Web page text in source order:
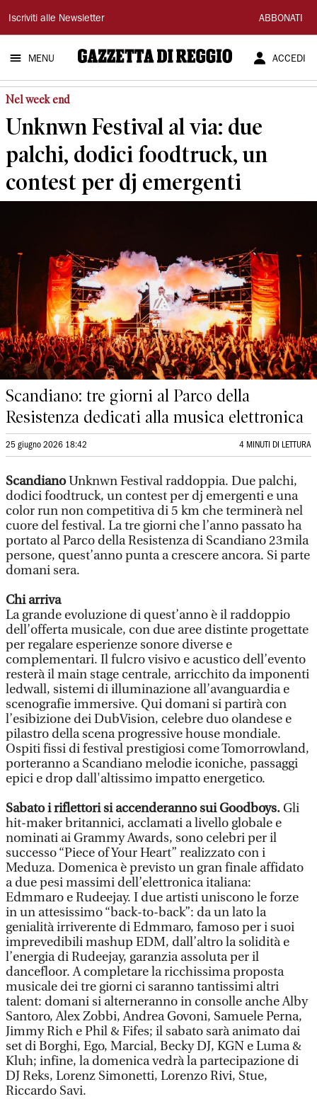
Gazzetta
di
Reggio
Iscriviti alle Newsletter ABBONATI
MENU ACCEDI
Nel week end
Unknwn Festival al via: due
palchi, dodici foodtruck, un
contest per dj emergenti
Scandiano: tre giorni al Parco della
Resistenza dedicati alla musica elettronica
25 giugno 2026 18:42 4 MINUTI DI LETTURA
ScandianoUnknwn Festival raddoppia. Due palchi,
dodici foodtruck, un contest per dj emergenti e una
color run non competitiva di 5 km che terminerà nel
cuore del festival. La tre giorni che l’anno passato ha
portato al Parco della Resistenza di Scandiano 23mila
persone, quest’anno punta a crescere ancora. Si parte
domani sera.
Chi arriva
La grande evoluzione di quest’anno è il raddoppio
dell’offerta musicale, con due aree distinte progettate
per regalare esperienze sonore diverse e
complementari. Il fulcro visivo e acustico dell’evento
resterà il main stage centrale, arricchito da imponenti
ledwall, sistemi di illuminazione all’avanguardia e
scenografie immersive. Qui domani si partirà con
l’esibizione dei DubVision, celebre duo olandese e
pilastro della scena progressive house mondiale.
Ospiti fissi di festival prestigiosi come Tomorrowland,
porteranno a Scandiano melodie iconiche, passaggi
epici e drop dall'altissimo impatto energetico.
Sabato i riflettori si accenderanno sui Goodboys.Gli
hit-maker britannici, acclamati a livello globale e
nominati ai Grammy Awards, sono celebri per il
successo “Piece of Your Heart” realizzato con i
Meduza. Domenica è previsto un gran finale affidato
a due pesi massimi dell’elettronica italiana:
Edmmaro e Rudeejay. I due artisti uniscono le forze
in un attesissimo “back-to-back”: da un lato la
genialità irriverente di Edmmaro, famoso per i suoi
imprevedibili mashup EDM, dall’altro la solidità e
l’energia di Rudeejay, garanzia assoluta per il
dancefloor. A completare la ricchissima proposta
musicale dei tre giorni ci saranno tantissimi altri
talent: domani si alterneranno in consolle anche Alby
Santoro, Alex Zobbi, Andrea Govoni, Samuele Perna,
Jimmy Rich e Phil & Fifes; il sabato sarà animato dai
set di Borghi, Ego, Marcial, Becky DJ, KGN e Luma &
Kluh; infine, la domenica vedrà la partecipazione di
DJ Reks, Lorenz Simonetti, Lorenzo Rivi, Stue,
Riccardo Savi.